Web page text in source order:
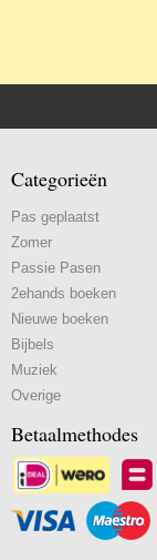
Categorieën
Pas geplaatst
Zomer
Passie Pasen
2ehands boeken
Nieuwe boeken
Bijbels
Muziek
Overige
Betaalmethodes